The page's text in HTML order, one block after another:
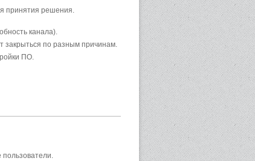
принятия решения.
канала).
закрыться по разным причинам.
ПО.
пользователи.